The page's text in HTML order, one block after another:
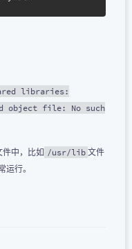
libraries:
object file: No such
中，比如 /usr/lib 文件
行。